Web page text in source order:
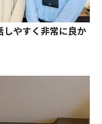
しやすく非常に良か